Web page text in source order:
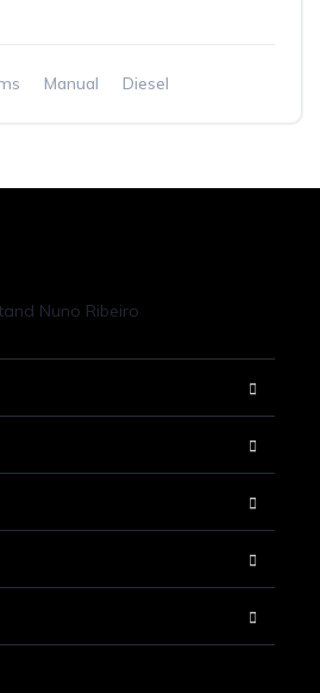
Manual Diesel